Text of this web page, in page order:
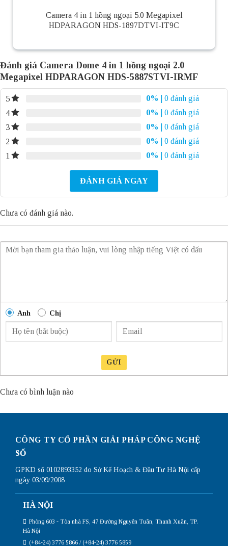
Camera 4 in 1 hồng ngoại 5.0 Megapixel
HDPARAGON HDS-1897DTVI-IT9C
Đánh giá Camera Dome 4 in 1 hồng ngoại 2.0
Megapixel HDPARAGON HDS-5887STVI-IRMF
5 0%
| 0 đánh giá
4
0%
| 0 đánh giá
3
0%
| 0 đánh giá
2
0%
| 0 đánh giá
1
0% | 0 đánh giá
ĐÁNH GIÁ NGAY
Chưa có đánh giá nào.
Anh Chị
GỬI
Chưa có bình luận nào
CÔNG TY CỔ PHẦN GIẢI PHÁP CÔNG NGHỆ
SỐ
GPKD số 0102893352 do Sở Kế Hoạch & Đầu Tư Hà Nội cấp
ngày 03/09/2008
HÀ NỘI
Phòng 603 - Tòa nhà FS, 47 Đường Nguyễn Tuân, Thanh Xuân, TP.
Hà Nội
(+84-24) 3776 5866 / (+84-24) 3776 5859